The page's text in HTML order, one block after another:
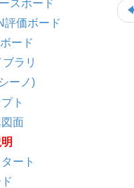
スボード
評価ボード
ード
ラリ
ーノ)
ト
面
ート